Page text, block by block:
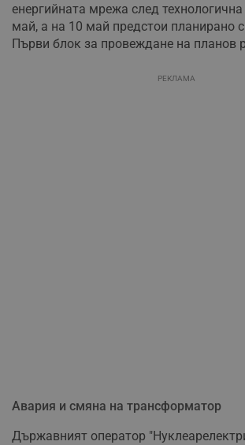
енергийната мрежа след
май, а на 10 май предстои планирано
Първи блок за провеждане на планов
РЕКЛАМА
Авария и смяна на трансформатор
Държавният оператор